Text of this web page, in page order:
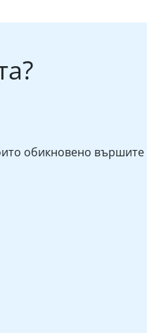
обикновено вършите